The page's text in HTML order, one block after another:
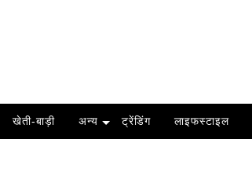
खेती-बाड़ी अन्य ट्रेंडिंग लाइफस्टाइल